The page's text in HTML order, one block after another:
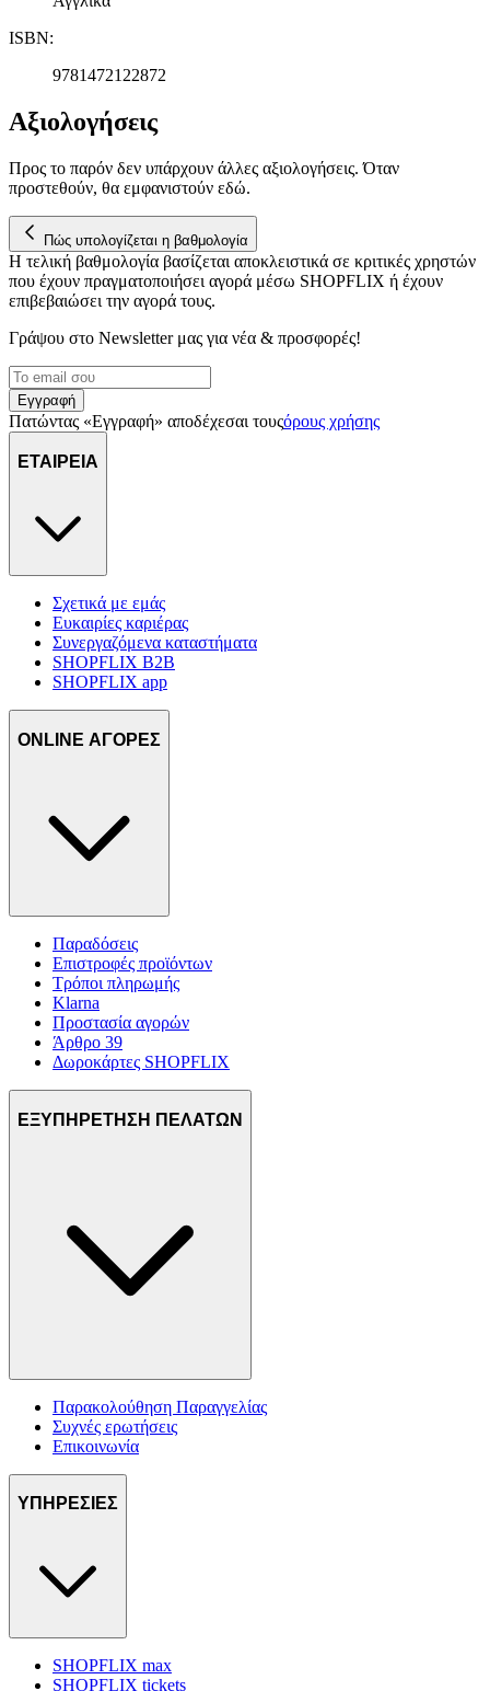
ISBN:
9781472122872
Αξιολογήσεις
Προς το παρόν δεν υπάρχουν άλλες αξιολογήσεις. Όταν
προστεθούν, θα εμφανιστούν εδώ.
Πώς υπολογίζεται η βαθμολογία
Η τελική βαθμολογία βασίζεται αποκλειστικά σε κριτικές χρηστών
που έχουν πραγματοποιήσει αγορά μέσω SHOPFLIX ή έχουν
επιβεβαιώσει την αγορά τους.
Γράψου στο Νewsletter μας για νέα & προσφορές!
Εγγραφή
Πατώντας «Εγγραφή» αποδέχεσαι τουςόρους χρήσης
ΕΤΑΙΡΕΙΑ
Σχετικά με εμάς
Ευκαιρίες καριέρας
Συνεργαζόμενα καταστήματα
SHOPFLIX B2B
SHOPFLIX app
ONLINE ΑΓΟΡΕΣ
Παραδόσεις
Επιστροφές προϊόντων
Τρόποι πληρωμής
Klarna
Προστασία αγορών
Άρθρο 39
Δωροκάρτες SHOPFLIX
ΕΞΥΠΗΡΕΤΗΣΗ ΠΕΛΑΤΩΝ
Παρακολούθηση Παραγγελίας
Συχνές ερωτήσεις
Επικοινωνία
ΥΠΗΡΕΣΙΕΣ
SHOPFLIX max
SHOPFLIX tickets